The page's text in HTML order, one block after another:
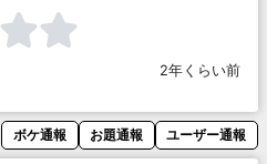
2年くらい前
ボケ通報 お題通報 ユーザー通報